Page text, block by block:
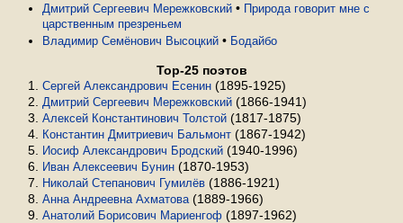
Дмитрий Сергеевич Мережковский • Природа говорит мне с
царственным презреньем
Владимир Семёнович Высоцкий • Бодайбо
Top-25 поэтов
Сергей Александрович Есенин (1895-1925)
Дмитрий Сергеевич Мережковский (1866-1941)
Алексей Константинович Толстой (1817-1875)
Константин Дмитриевич Бальмонт (1867-1942)
Иосиф Александрович Бродский (1940-1996)
Иван Алексеевич Бунин (1870-1953)
Николай Степанович Гумилёв (1886-1921)
Анна Андреевна Ахматова (1889-1966)
Анатолий Борисович Мариенгоф (1897-1962)